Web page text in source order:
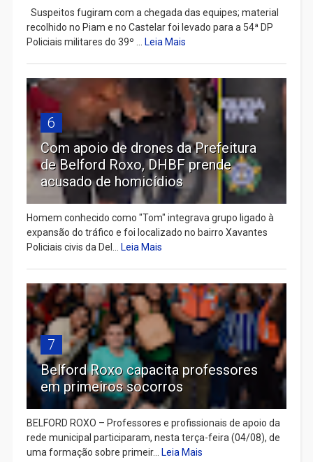
Suspeitos fugiram com a chegada das equipes; material
recolhido no Piam e no Castelar foi levado para a 54ª DP
Policiais militares do 39º ...
Leia Mais
6
Com apoio de drones da Prefeitura
de Belford Roxo, DHBF prende
acusado de homicídios
Homem conhecido como "Tom" integrava grupo ligado à
expansão do tráfico e foi localizado no bairro Xavantes
Policiais civis da Del...
Leia Mais
7
Belford Roxo capacita professores
em primeiros socorros
BELFORD ROXO – Professores e profissionais de apoio da
rede municipal participaram, nesta terça-feira (04/08), de
uma formação sobre primeir...
Leia Mais